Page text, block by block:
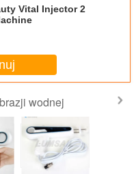
Vital Injector 2
wodnej